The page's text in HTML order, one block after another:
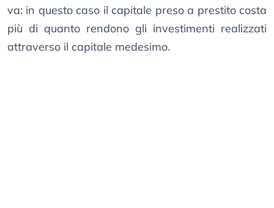
va: in questo caso il capitale preso a prestito costa
più di quanto rendono gli investimenti realizzati
attraverso il capitale medesimo.